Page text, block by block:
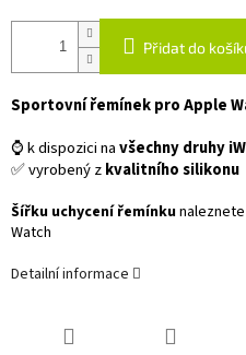
Přidat do
Sportovní řemínek pro Apple
⌚ k dispozici navšechny druhy
✅ vyrobený zkvalitního silikonu
Šířku uchycení řemínku
Watch
Detailní informace